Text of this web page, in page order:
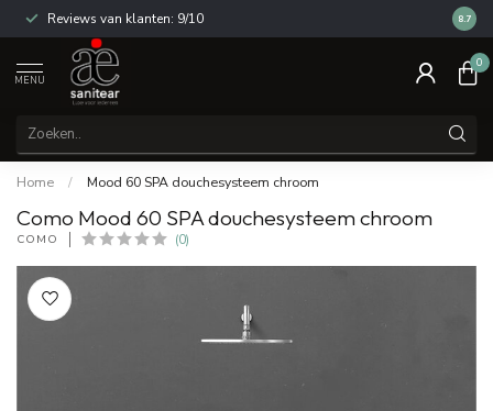
Reviews van klanten: 9/10 14
8.7
MENU
0
Home / Mood 60 SPA douchesysteem chroom
Como Mood 60 SPA douchesysteem chroom
COMO (0)